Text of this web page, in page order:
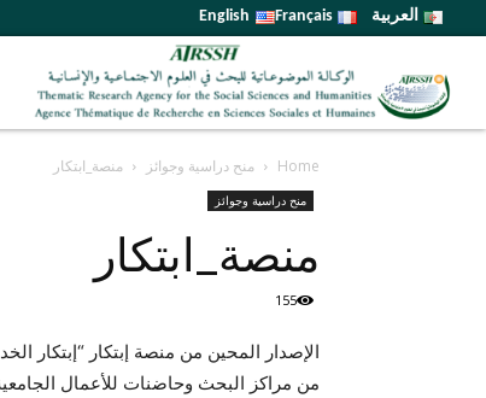
العربية Français
English
Home منح دراسية وجوائز منصة_ابتكار
منح دراسية وجوائز
منصة_ابتكار
155
الإصدار المحين من منصة إبتكار “إبتكار
من مراكز البحث وحاضنات للأعمال